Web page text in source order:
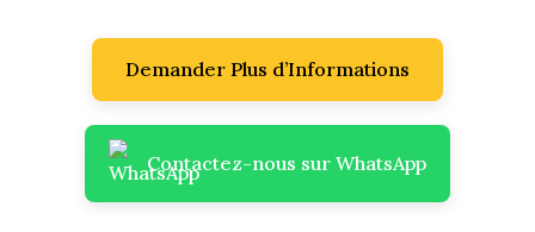
Demander Plus d’Informations
Contactez-nous sur WhatsApp